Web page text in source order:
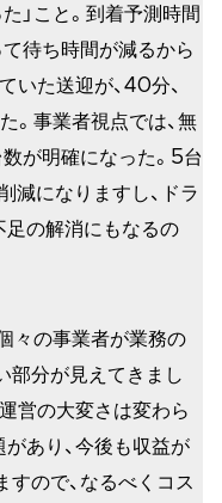
」こと。到着予測時間
待ち時間が減るから
いた送迎が、40分、
。事業者視点では、無
が明確になった。5台
減になりますし、ドラ
足の解消にもなるの
々の事業者が業務の
部分が見えてきまし
営の大変さは変わら
あり、今後も収益が
ので、なるべくコス